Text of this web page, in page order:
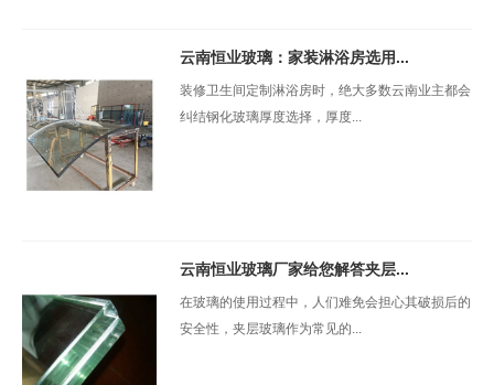
云南恒业玻璃：家装淋浴房选用...
装修卫生间定制淋浴房时，绝大多数云南业主都会
纠结钢化玻璃厚度选择，厚度...
云南恒业玻璃厂家给您解答夹层...
在玻璃的使用过程中，人们难免会担心其破损后的
安全性，夹层玻璃作为常见的...